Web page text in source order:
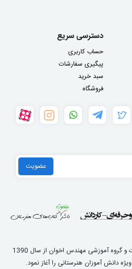
دسترسی سریع
حساب کاربری
پیگیری سفارشات
سبد خرید
فروشگاه
با خواست و اراده الهی ، انتشارات و گروه آموزشی مهندس اخوان از سال 1390
دانش آموزان هنرستانی را آغاز نمود.